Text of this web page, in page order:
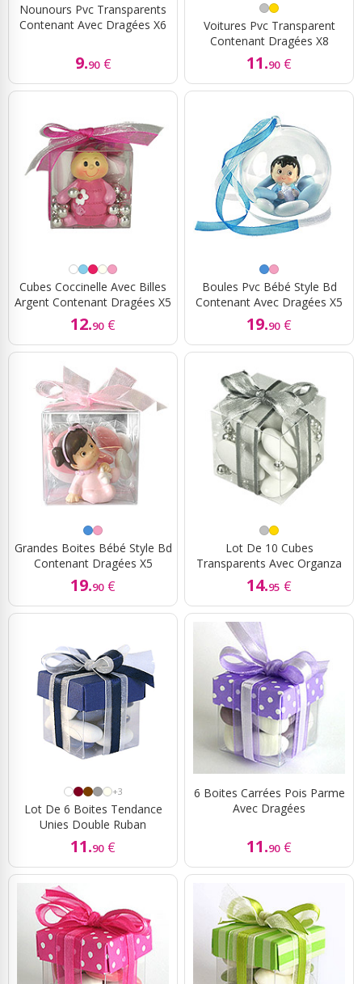
Nounours Pvc Transparents
Contenant Avec Dragées X6
9.90 €
Voitures Pvc Transparent
Contenant Dragées X8
11.90 €
Cubes Coccinelle Avec Billes
Argent Contenant Dragées X5
12.90 €
Boules Pvc Bébé Style Bd
Contenant Avec Dragées X5
19.90 €
Grandes Boites Bébé Style Bd
Contenant Dragées X5
19.90 €
Lot De 10 Cubes
Transparents Avec Organza
14.95 €
+3
Lot De 6 Boites Tendance
Unies Double Ruban
11.90 €
6 Boites Carrées Pois Parme
Avec Dragées
11.90 €